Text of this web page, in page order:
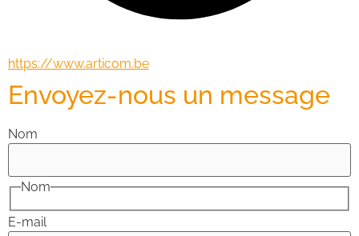
https://www.articom.be
Envoyez-nous un message
Nom
Nom
E-mail